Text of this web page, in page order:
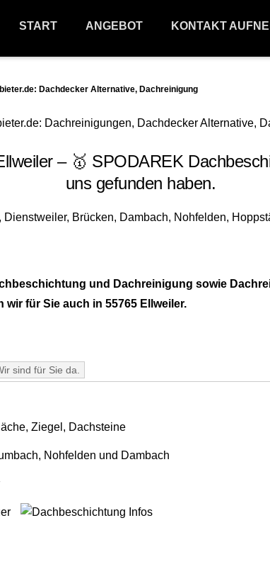
START ANGEBOT KONTAKT
Dachdecker Alternative, Dachreinigung
– 🥇 SPODAREK
uns gefunden haben.
und Dachreinigung sowie
für Sie auch in 55765 Ellweiler.
sind für Sie da.